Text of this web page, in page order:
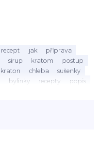
recept jak
příprava
sirup kratom
postup
kraton chleba
sušenky
bylinky recepty
popis